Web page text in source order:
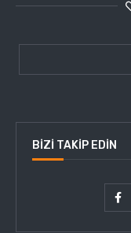
BIZI TAKIP EDIN